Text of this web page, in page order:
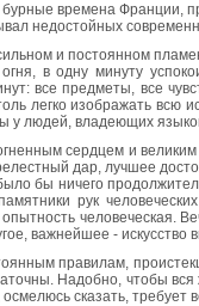
времена Франции,
недостойных
и постоянном
в одну минуту
все предметы, все
легко изображать всю
у людей, владеющих
сердцем и
дар, лучшее
бы ничего
рук
человеческая.
важнейшее - искусство
правилам,
Надобно, чтобы
сказать, требует